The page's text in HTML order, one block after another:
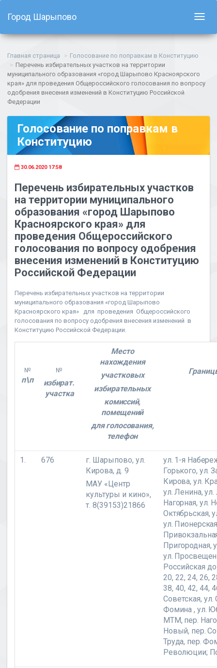
Город Шарыпово
Главная страница
Голосование по поправкам в Конституцию
Перечень избирательных участков на территории
муниципального образования «город Шарыпово Красноярского
края» для проведения Общероссийского голосования по вопросу
одобрения внесения изменений в Конституцию Российской
Федерации
Голосование по поправкам в
Конституцию
30.06.2020 17:58
Перечень избирательных участков
на территории муниципального
образования «город Шарыпово
Красноярского края» для
проведения Общероссийского
голосования по вопросу одобрения
внесения изменений в Конституцию
Российской Федерации
Перечень избирательных участков на территории
муниципального образования «город Шарыпово
Красноярского края» для проведения Общероссийского
голосования по вопросу одобрения внесения изменений в
Конституцию Российской Федерации.
№
п\п
№
избират.
участка
Место
нахождения
участковых
избирательных
комиссий,
помещений
для голосования,
телефон
1. 676
г. Шарыпово, ул.
Кирова, д. 9
МАУ «Центр
культуры и кино»,
т. 8(39153)21866
ул. 1-я
Горького, ул.
Кирова, ул.
ул. Ленина, ул.
Нагорная, ул.
Октябрьская,
ул.
Пригородная,
ул.
Российская
20, 22, 24, 26,
38, 40, 42, 44,
Советская, ул.
Фомина , ул.
МТМ, пер.
Новый, пер.
Труда, пер.
Революции;